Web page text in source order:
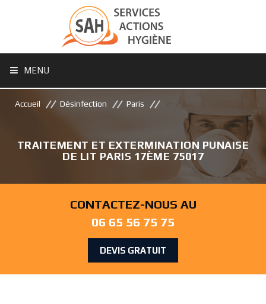
MENU
Accueil Désinfection Paris
TRAITEMENT ET EXTERMINATION PUNAISE
DE LIT PARIS 17ÈME 75017
CONTACTEZ-NOUS AU
06 65 56 75 75
DEVIS GRATUIT